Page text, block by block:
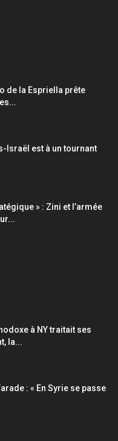
de la Espriella prête
Israël est à un tournant
» : Zini et l’armée
à NY traitait ses
la...
: « En Syrie se passe